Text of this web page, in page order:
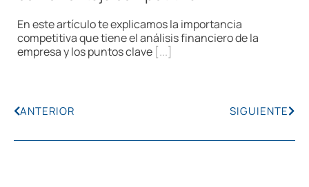
En este artículo te explicamos la importancia
competitiva que tiene el análisis financiero de la
empresa y los puntos clave [...]
ANTERIOR SIGUIENTE